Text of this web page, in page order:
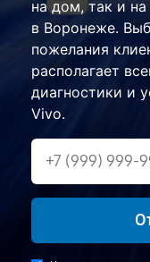
на дом, так и на
в Воронеже.
пожелания
располагает
диагностики и
Vivo.